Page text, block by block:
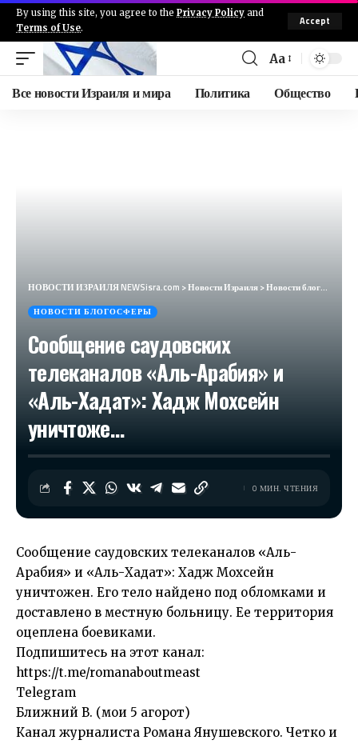
By using this site, you agree to the Privacy Policy and
Terms of Use.
Accept
Aa
Все новости Израиля и мира Политика Общество
НОВОСТИ ИЗРАИЛЯ NEWSisra.com >Новости Израиля>Новости блогосферы
НОВОСТИ БЛОГОСФЕРЫ
Сообщение саудовских
телеканалов «Аль-Арабия» и
«Аль-Хадат»: Хадж Мохсейн
уничтоже…
0 МИН. ЧТЕНИЯ
Сообщение саудовских телеканалов «Аль-
Арабия» и «Аль-Хадат»: Хадж Мохсейн
уничтожен. Его тело найдено под обломками и
доставлено в местную больницу. Ее территория
оцеплена боевиками.
Подпишитесь на этот канал:
https://t.me/romanaboutmeast
Telegram
Ближний В. (мои 5 агорот)
Канал журналиста Романа Янушевского. Четко и